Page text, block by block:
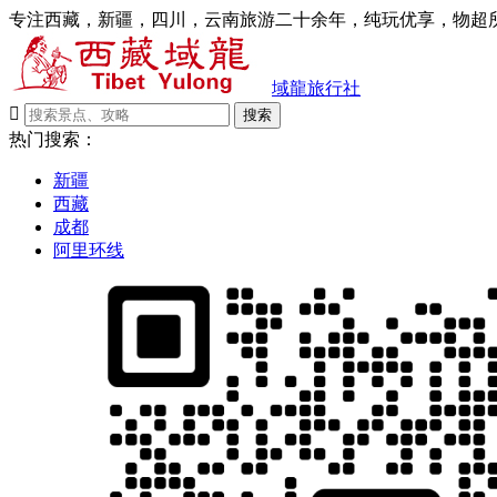
专注西藏，新疆，四川，云南旅游二十余年，纯玩优享，物超
域龍旅行社

搜索
热门搜索：
新疆
西藏
成都
阿里环线